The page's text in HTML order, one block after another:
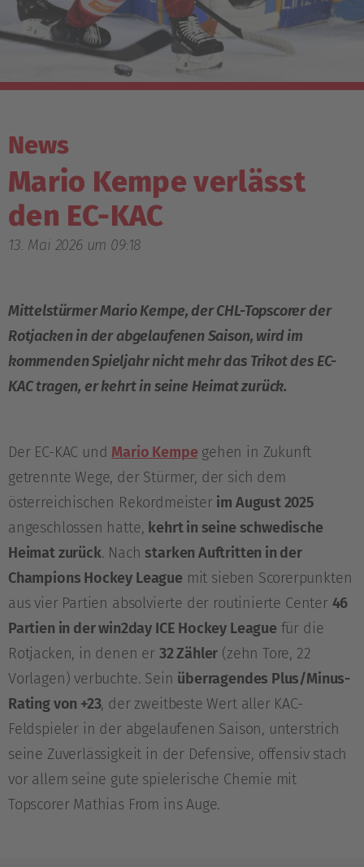
News
Mario Kempe verlässt
den EC-KAC
13. Mai 2026 um 09:18
Mittelstürmer Mario Kempe, der CHL-Topscorer der
Rotjacken in der abgelaufenen Saison, wird im
kommenden Spieljahr nicht mehr das Trikot des EC-
KAC tragen, er kehrt in seine Heimat zurück.
Der EC-KAC und Mario Kempe gehen in Zukunft
getrennte Wege, der Stürmer, der sich dem
österreichischen Rekordmeister im August 2025
angeschlossen hatte, kehrt in seine schwedische
Heimat zurück. Nachstarken Auftritten in der
Champions Hockey League mit sieben Scorerpunkten
aus vier Partien absolvierte der routinierte Center 46
Partien in der win2day ICE Hockey League für die
Rotjacken, in denen er 32 Zähler (zehn Tore, 22
Vorlagen) verbuchte. Sein überragendes Plus/Minus-
Rating von +23, der zweitbeste Wert aller KAC-
Feldspieler in der abgelaufenen Saison, unterstrich
seine Zuverlässigkeit in der Defensive, offensiv stach
vor allem seine gute spielerische Chemie mit
Topscorer Mathias From ins Auge.